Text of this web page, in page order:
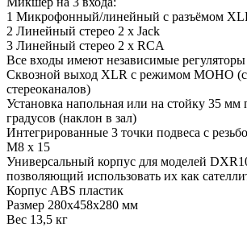
1 Микрофонный/линейный с разъёмом
2 Линейный стерео 2 x Jack
3 Линейный стерео 2 x RCA
Все входы имеют независимые регуляторы
Сквозной выход XLR с режимом МОНО
стереоканалов)
Установка напольная или на стойку 35 мм
градусов (наклон в зал)
Интегрированные 3 точки подвеса с
M8 x 15
Универсальный корпус для моделей
позволяющий использовать их как
Корпус ABS пластик
Размер 280x458x280 мм
Вес 13,5 кг